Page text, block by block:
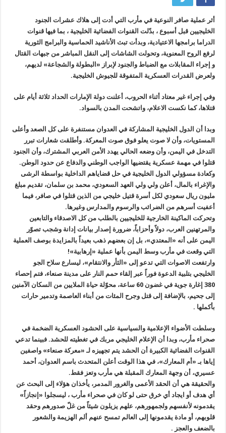
أثر عملية صافر النوعية في مأرب التي أدت إلى هلاك عشرات الجنود
الخليجيين قبل أسبوع ، بدّلت القنوات الفضائية الخليجية ، بما فيها قنوات
الدراما برامجها الاعتيادية، وبدأت تبث الأناشيد الحماسية والبرامج الثورية
لرفع الروح المعنوية، وتحولت الشاشات إلى النقل المباشر من جبهات القتال
و إجراء المقابلات مع الضباط والجنود لإبراز «البطولة والشجاعة» لديهم،
ولعرض القدرات العسكرية المتفوقة للجيوش الخليجية.
وفي إجراء غير معتاد أثناء الحروب، أعلنت دولة الإمارات الحداد ثلاثة أيام على
قتلاها، كما نكست الاعلام، واتشحت المدن بالسواد.
وبدا أن الدول الخليجية المشاركة في العدوان مستنفرة على كل الصعد وأعلى
المستويات، وأن لا صوت يعلو فوق صوت المعركة. وأطلقت شعارات تبرر
التدخل في اليمن، وأن وضعه الحالي يهدد الأمن العربي المشترك، وأن الجنود
قتلوا في مهمة عسكرية يقتضيها الواجب الوطني والدفاع عن حدود الوطن.
وكعادة مسؤولي الدول الخليجية في حل قضاياهم الداخلية بواسطة الرشى
والإغراء بالمال، أعلن ولي ولي العهد السعودي، محمد بن سلمان، تقديم مبلغ
مليون ريال سعودي لكل أسرة قتيل خليجي من الذين قتلوا في صافر، فيما
أعفيت أسرهم من الضرائب والرسوم والمدارس وغيرها.
وتحركت الماكينة الخارجية للخليجيين بالطلب من كل الاصدقاء والتابعين
والمرتهنين العرب، دولاً وأحزاباً، ضرورة إصدار بيانات إدانة وشجب تصوّر
اليمن على أنه «المعتدي»، بل إن بعضهم ذهب بعيداً بالمزايدة بوصف العملية
التي وقعت في مأرب وسط اليمن بأنها عملية «إرهابية»!
وارتفعت الاصوات التي تدعو إلى «الثأر والانتقام»، ليسارع سلاح الجو
الخليجي بتلبية الدعوة فوراً عبر إلقاء حمم النار على مدينة صنعاء، فتم إحصاء
380 إغارة جوية في غضون 60 ساعة، محوّلة حياة الملايين من السكان الآمنين
إلى جحيم، بالإضافة إلى قتل وجرح المئات من أبناء العاصمة وتدمير حارات
بأكملها .
وسلطت الأضواء الإعلامية والسياسية على الحشود العسكرية الضخمة في
صحراء مأرب، وبدا أن الإعلام الخليجي مربك في تغطيته للحشد. فبينما تدعي
القنوات الفضائية الكبيرة أن الحشد يتم تجهيزه لـ «معركة صنعاء» واصفين
إياها بـ «أم المعارك»، في هذا الوقت أعلن المتحدث باسم العدوان، أحمد
عسيري، أن وجهة المعارك المقبلة هي مأرب وتعز فقط.
والحقيقة هي أن الحقد الأعمى والغرور المدمر، يأخذان هؤلاء إلى البحث عن
أي هدف أو ايجاد أي خرق حتى لو كان في صحراء مأرب ، ليسجلوا «إنجازاً»
يقدمونه لأنفسهم ولجمهورهم، علهم يزيلون شيئاً من غلّ صدورهم وحقد
قلوبهم، أو مادة يقدمونها إلى العالم تمسح عنهم ألم الهزيمة والشعور
بالضعف والعجز .